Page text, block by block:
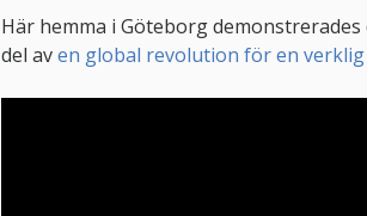
Här hemma i Göteborg
del aven global revolution för en